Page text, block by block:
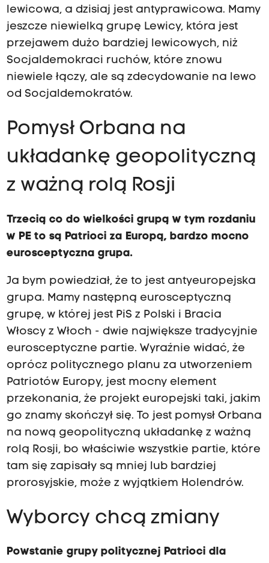
lewicowa, a dzisiaj jest antyprawicowa. Mamy
jeszcze niewielką grupę Lewicy, która jest
przejawem dużo bardziej lewicowych, niż
Socjaldemokraci ruchów, które znowu
niewiele łączy, ale są zdecydowanie na lewo
od Socjaldemokratów.
Pomysł Orbana na
układankę geopolityczną
z ważną rolą Rosji
Trzecią co do wielkości grupą w tym rozdaniu
w PE to są Patrioci za Europą, bardzo mocno
eurosceptyczna grupa.
Ja bym powiedział, że to jest antyeuropejska
grupa. Mamy następną eurosceptyczną
grupę, w której jest PiS z Polski i Bracia
Włoscy z Włoch - dwie największe tradycyjnie
eurosceptyczne partie. Wyraźnie widać, że
oprócz politycznego planu za utworzeniem
Patriotów Europy, jest mocny element
przekonania, że projekt europejski taki, jakim
go znamy skończył się. To jest pomysł Orbana
na nową geopolityczną układankę z ważną
rolą Rosji, bo właściwie wszystkie partie, które
tam się zapisały są mniej lub bardziej
prorosyjskie, może z wyjątkiem Holendrów.
Wyborcy chcą zmiany
Powstanie grupy politycznej Patrioci dla